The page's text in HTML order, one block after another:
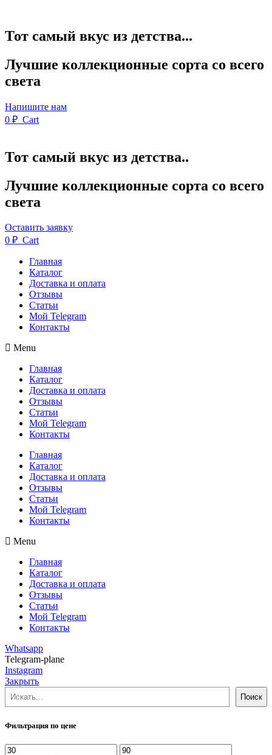
Тот самый вкус из детства...
Лучшие коллекционные сорта со всего
света
Напишите нам
0 ₽ Cart
Тот самый вкус из детства..
Лучшие коллекционные сорта со всего
света
Оставить заявку
0 ₽ Cart
Главная
Каталог
Доставка и оплата
Отзывы
Статьи
Мой Telegram
Контакты
Menu
Главная
Каталог
Доставка и оплата
Отзывы
Статьи
Мой Telegram
Контакты
Главная
Каталог
Доставка и оплата
Отзывы
Статьи
Мой Telegram
Контакты
Menu
Главная
Каталог
Доставка и оплата
Отзывы
Статьи
Мой Telegram
Контакты
Whatsapp
Telegram-plane
Instagram
Закрыть
Поиск
Поиск
Фильтрация по цене
Минимальная
Максимальная